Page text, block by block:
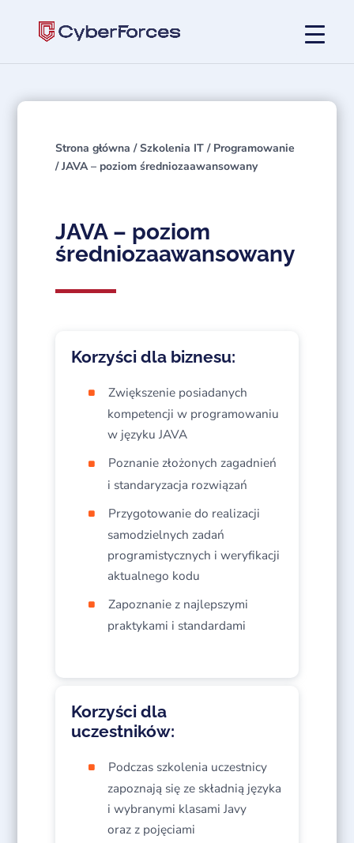
Strona główna /Szkolenia IT / Programowanie
/ JAVA – poziom średniozaawansowany
JAVA – poziom
średniozaawansowany
Korzyści dla biznesu:
Zwiększenie posiadanych
kompetencji w programowaniu
w języku JAVA​
Poznanie złożonych zagadnień
i standaryzacja rozwiązań​
Przygotowanie do realizacji
samodzielnych zadań
programistycznych i weryfikacji
aktualnego kodu​
Zapoznanie z najlepszymi
praktykami i standardami​
Korzyści dla
uczestników:
Podczas szkolenia uczestnicy
zapoznają się ze składnią języka
i wybranymi klasami Javy
oraz z pojęciami